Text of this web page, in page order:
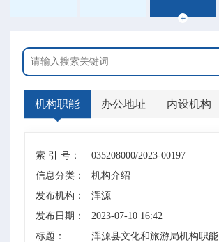

机构职能 办公地址 内设机构
索 引 号：
035208000/2023-00197
信息分类：
机构介绍
发布机构：
浑源
发布日期：
2023-07-10 16:42
标题：
浑源县文化和旅游局机构职能